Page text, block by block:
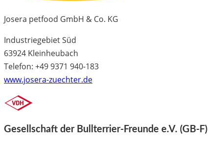
Josera petfood GmbH & Co. KG
Industriegebiet Süd
63924 Kleinheubach
Telefon: +49 9371 940-183
www.josera-zuechter.de
Gesellschaft der Bullterrier-Freunde e.V. (GB-F)